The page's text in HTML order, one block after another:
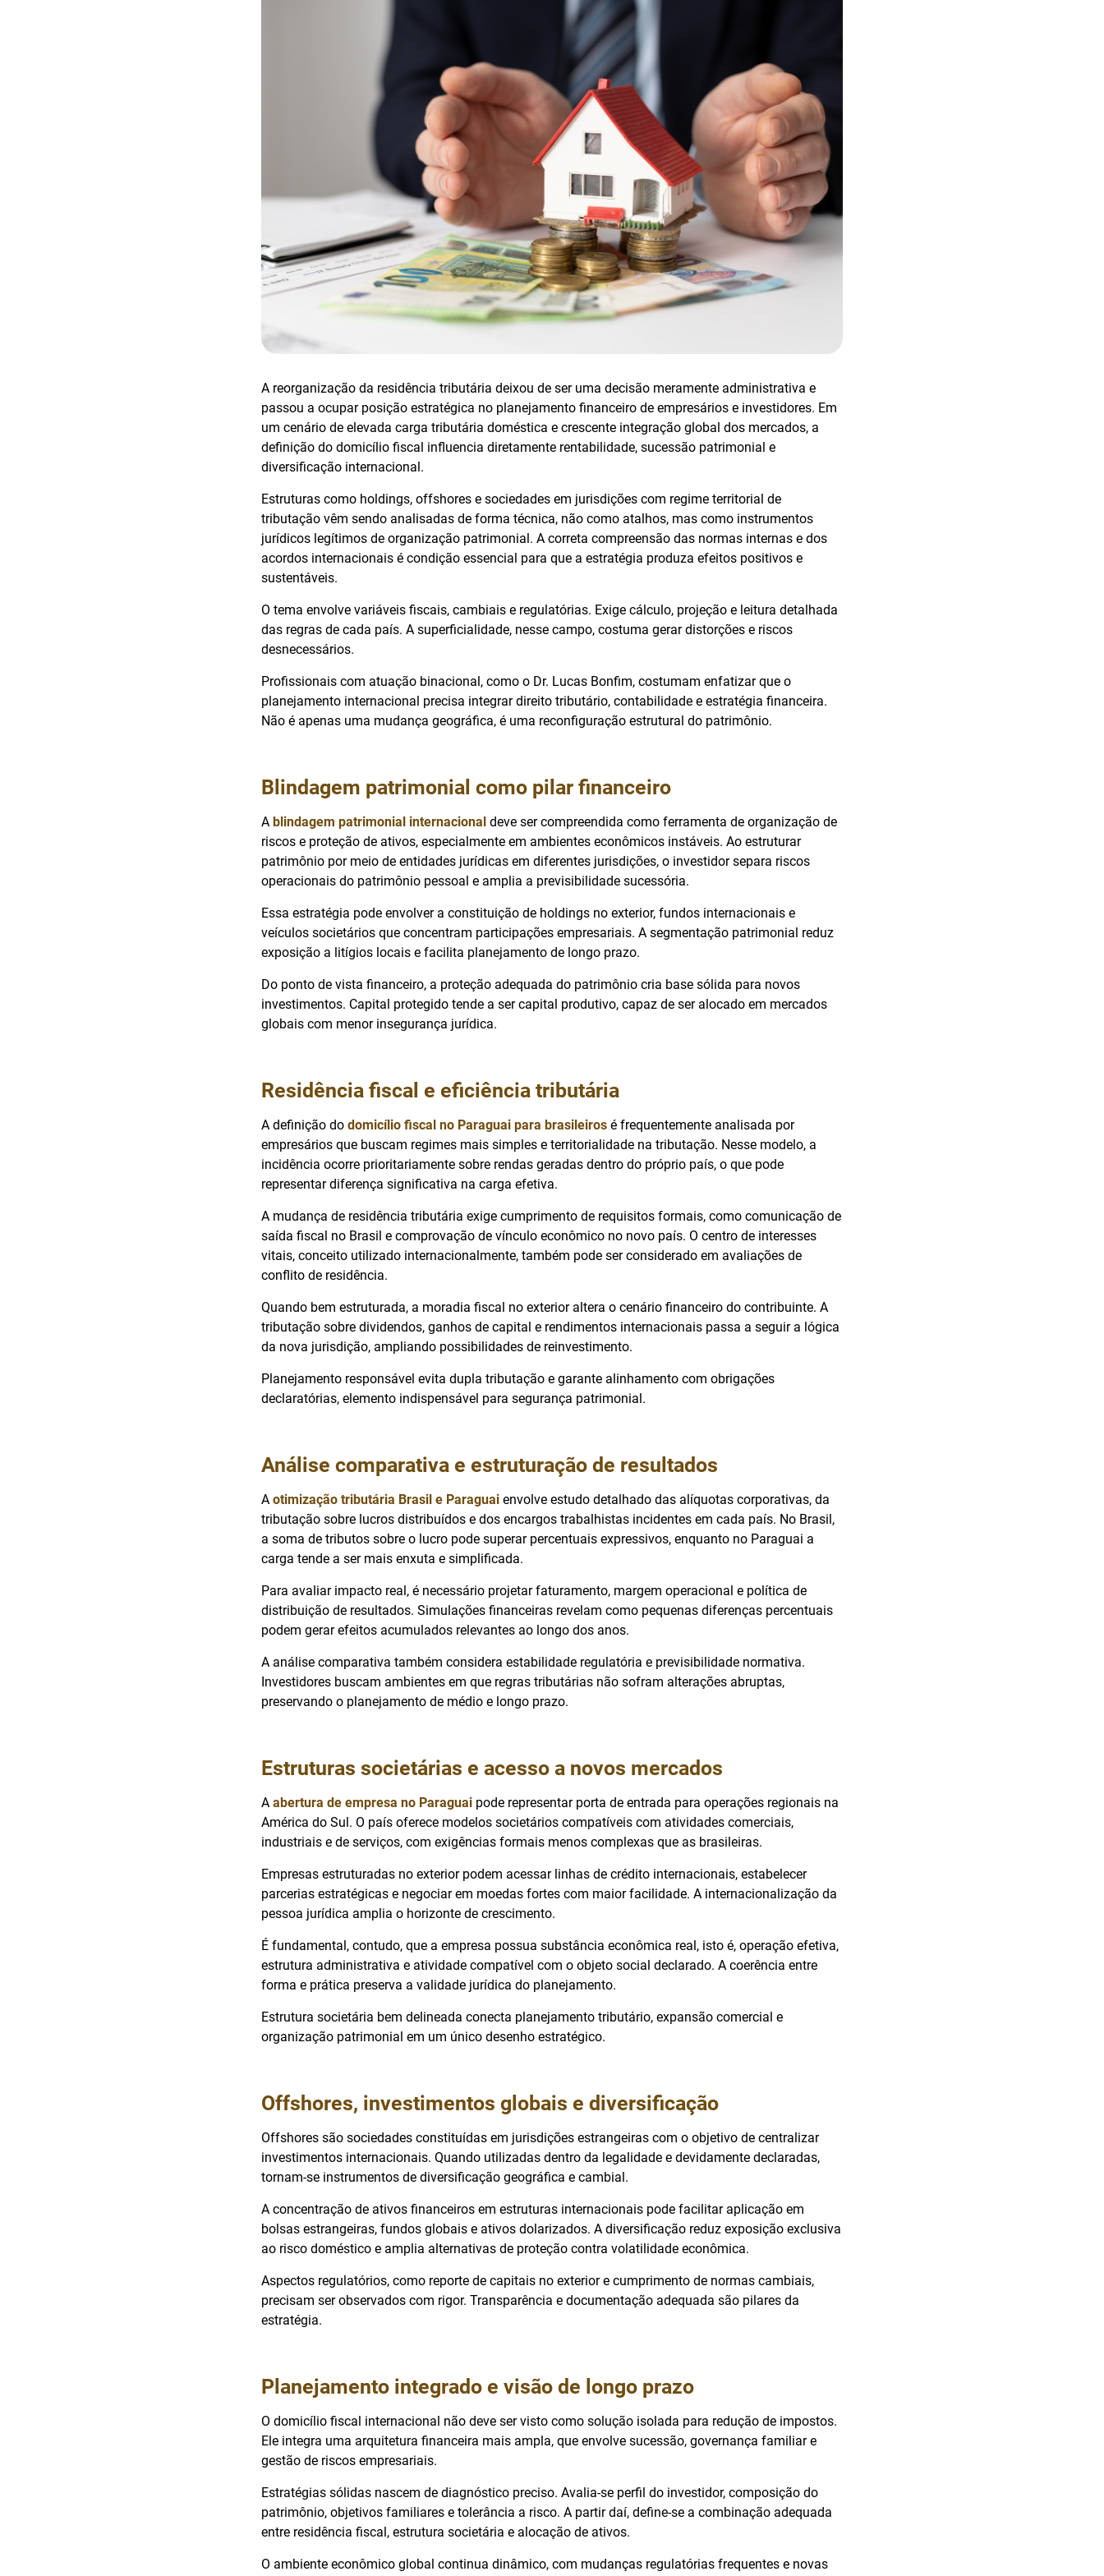
A reorganização da residência tributária deixou de ser uma decisão meramente administrativa e
passou a ocupar posição estratégica no planejamento financeiro de empresários e investidores. Em
um cenário de elevada carga tributária doméstica e crescente integração global dos mercados, a
definição do domicílio fiscal influencia diretamente rentabilidade, sucessão patrimonial e
diversificação internacional.
Estruturas como holdings, offshores e sociedades em jurisdições com regime territorial de
tributação vêm sendo analisadas de forma técnica, não como atalhos, mas como instrumentos
jurídicos legítimos de organização patrimonial. A correta compreensão das normas internas e dos
acordos internacionais é condição essencial para que a estratégia produza efeitos positivos e
sustentáveis.
O tema envolve variáveis fiscais, cambiais e regulatórias. Exige cálculo, projeção e leitura detalhada
das regras de cada país. A superficialidade, nesse campo, costuma gerar distorções e riscos
desnecessários.
Profissionais com atuação binacional, como o Dr. Lucas Bonfim, costumam enfatizar que o
planejamento internacional precisa integrar direito tributário, contabilidade e estratégia financeira.
Não é apenas uma mudança geográfica, é uma reconfiguração estrutural do patrimônio.
Blindagem patrimonial como pilar financeiro
A blindagem patrimonial internacional deve ser compreendida como ferramenta de organização de
riscos e proteção de ativos, especialmente em ambientes econômicos instáveis. Ao estruturar
patrimônio por meio de entidades jurídicas em diferentes jurisdições, o investidor separa riscos
operacionais do patrimônio pessoal e amplia a previsibilidade sucessória.
Essa estratégia pode envolver a constituição de holdings no exterior, fundos internacionais e
veículos societários que concentram participações empresariais. A segmentação patrimonial reduz
exposição a litígios locais e facilita planejamento de longo prazo.
Do ponto de vista financeiro, a proteção adequada do patrimônio cria base sólida para novos
investimentos. Capital protegido tende a ser capital produtivo, capaz de ser alocado em mercados
globais com menor insegurança jurídica.
Residência fiscal e eficiência tributária
A definição do domicílio fiscal no Paraguai para brasileiros é frequentemente analisada por
empresários que buscam regimes mais simples e territorialidade na tributação. Nesse modelo, a
incidência ocorre prioritariamente sobre rendas geradas dentro do próprio país, o que pode
representar diferença significativa na carga efetiva.
A mudança de residência tributária exige cumprimento de requisitos formais, como comunicação de
saída fiscal no Brasil e comprovação de vínculo econômico no novo país. O centro de interesses
vitais, conceito utilizado internacionalmente, também pode ser considerado em avaliações de
conflito de residência.
Quando bem estruturada, a moradia fiscal no exterior altera o cenário financeiro do contribuinte. A
tributação sobre dividendos, ganhos de capital e rendimentos internacionais passa a seguir a lógica
da nova jurisdição, ampliando possibilidades de reinvestimento.
Planejamento responsável evita dupla tributação e garante alinhamento com obrigações
declaratórias, elemento indispensável para segurança patrimonial.
Análise comparativa e estruturação de resultados
A otimização tributária Brasil e Paraguai envolve estudo detalhado das alíquotas corporativas, da
tributação sobre lucros distribuídos e dos encargos trabalhistas incidentes em cada país. No Brasil,
a soma de tributos sobre o lucro pode superar percentuais expressivos, enquanto no Paraguai a
carga tende a ser mais enxuta e simplificada.
Para avaliar impacto real, é necessário projetar faturamento, margem operacional e política de
distribuição de resultados. Simulações financeiras revelam como pequenas diferenças percentuais
podem gerar efeitos acumulados relevantes ao longo dos anos.
A análise comparativa também considera estabilidade regulatória e previsibilidade normativa.
Investidores buscam ambientes em que regras tributárias não sofram alterações abruptas,
preservando o planejamento de médio e longo prazo.
Estruturas societárias e acesso a novos mercados
A abertura de empresa no Paraguai pode representar porta de entrada para operações regionais na
América do Sul. O país oferece modelos societários compatíveis com atividades comerciais,
industriais e de serviços, com exigências formais menos complexas que as brasileiras.
Empresas estruturadas no exterior podem acessar linhas de crédito internacionais, estabelecer
parcerias estratégicas e negociar em moedas fortes com maior facilidade. A internacionalização da
pessoa jurídica amplia o horizonte de crescimento.
É fundamental, contudo, que a empresa possua substância econômica real, isto é, operação efetiva,
estrutura administrativa e atividade compatível com o objeto social declarado. A coerência entre
forma e prática preserva a validade jurídica do planejamento.
Estrutura societária bem delineada conecta planejamento tributário, expansão comercial e
organização patrimonial em um único desenho estratégico.
Offshores, investimentos globais e diversificação
Offshores são sociedades constituídas em jurisdições estrangeiras com o objetivo de centralizar
investimentos internacionais. Quando utilizadas dentro da legalidade e devidamente declaradas,
tornam-se instrumentos de diversificação geográfica e cambial.
A concentração de ativos financeiros em estruturas internacionais pode facilitar aplicação em
bolsas estrangeiras, fundos globais e ativos dolarizados. A diversificação reduz exposição exclusiva
ao risco doméstico e amplia alternativas de proteção contra volatilidade econômica.
Aspectos regulatórios, como reporte de capitais no exterior e cumprimento de normas cambiais,
precisam ser observados com rigor. Transparência e documentação adequada são pilares da
estratégia.
Planejamento integrado e visão de longo prazo
O domicílio fiscal internacional não deve ser visto como solução isolada para redução de impostos.
Ele integra uma arquitetura financeira mais ampla, que envolve sucessão, governança familiar e
gestão de riscos empresariais.
Estratégias sólidas nascem de diagnóstico preciso. Avalia-se perfil do investidor, composição do
patrimônio, objetivos familiares e tolerância a risco. A partir daí, define-se a combinação adequada
entre residência fiscal, estrutura societária e alocação de ativos.
O ambiente econômico global continua dinâmico, com mudanças regulatórias frequentes e novas